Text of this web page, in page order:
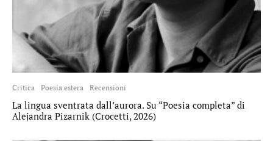
Critica Poesia estera Recensioni
La lingua sventrata dall’aurora. Su “Poesia completa” di
Alejandra Pizarnik (Crocetti, 2026)